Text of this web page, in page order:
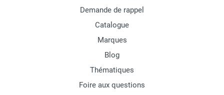
Demande de rappel
Catalogue
Marques
Blog
Thématiques
Foire aux questions